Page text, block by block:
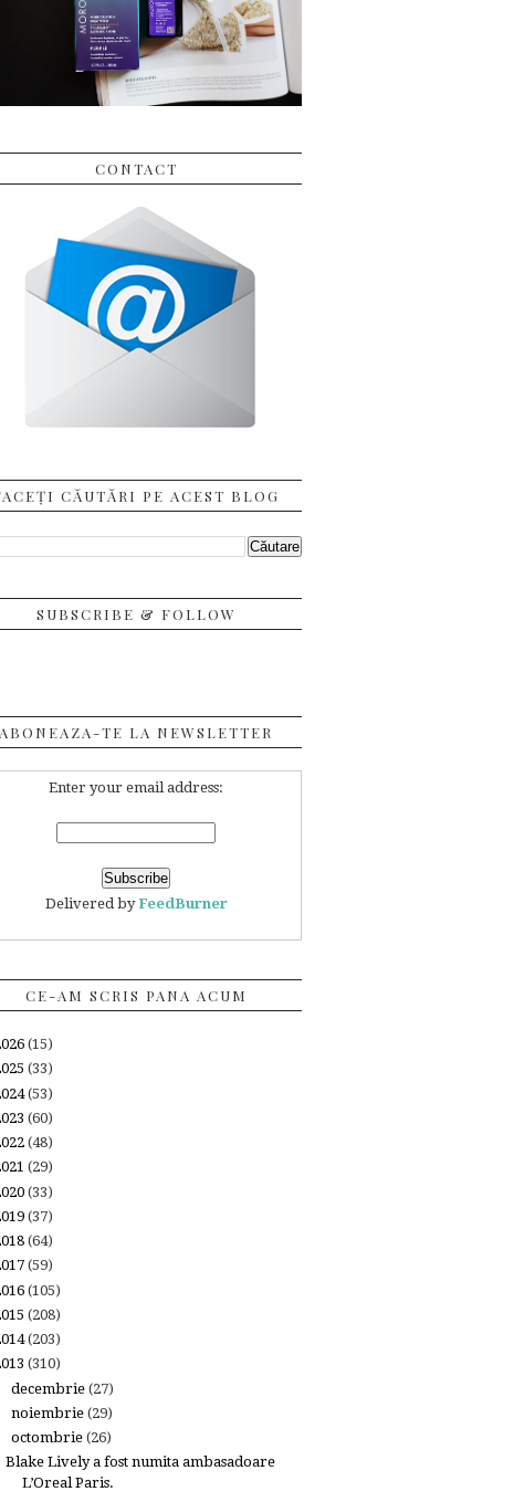
CONTACT
CĂUTĂRI PE ACEST BLOG
SUBSCRIBE & FOLLOW
ABONEAZA-TE LA NEWSLETTER
Enter your email address:
Delivered byFeedBurner
CE-AM SCRIS PANA ACUM
(15)
(33)
(53)
(60)
(48)
(29)
(33)
(37)
(64)
(59)
(105)
(208)
(203)
(310)
decembrie (27)
noiembrie (29)
octombrie (26)
Blake Lively a fost numita ambasadoare
L’Oreal Paris.